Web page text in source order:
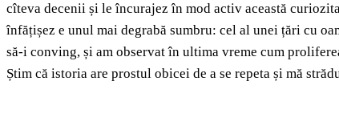
cîteva decenii și le încurajez în mod activ această
înfățișez e unul mai degrabă sumbru: cel al unei țări cu
să-i conving, și am observat în ultima vreme cum
Știm că istoria are prostul obicei de a se repeta și mă